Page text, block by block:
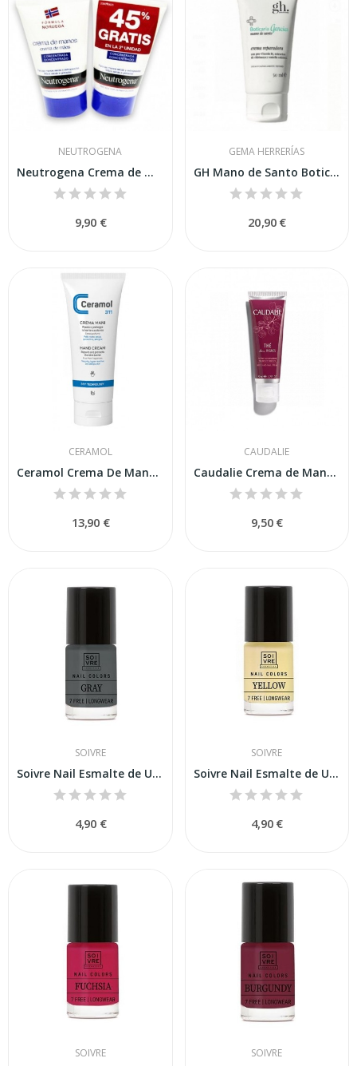
NEUTROGENA
Neutrogena Crema de Manos Concentrada Duplo...
9,90 €
GEMA HERRERÍAS
GH Mano de Santo Boticaria García Crema...
20,90 €
CERAMOL
Ceramol Crema De Manos 311 Envase 100ml
13,90 €
CAUDALIE
Caudalie Crema de Manos The des Vignes 50 ml
9,50 €
SOIVRE
Soivre Nail Esmalte de Uñas Gray 6ml
4,90 €
SOIVRE
Soivre Nail Esmalte de Uñas Yellow 6ml
4,90 €
SOIVRE SOIVRE